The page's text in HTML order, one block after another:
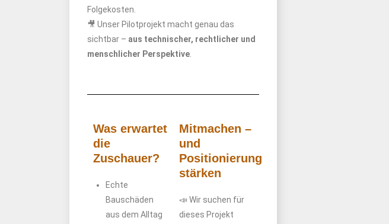
Folgekosten.
🎥 Unser Pilotprojekt macht genau das
sichtbar – aus technischer, rechtlicher und
menschlicher Perspektive
Was erwartet
die
Zuschauer?
Echte
Bauschäden
aus dem Alltag
Mitmachen –
und
Positionierung
stärken
📣 Wir suchen für
dieses Projekt